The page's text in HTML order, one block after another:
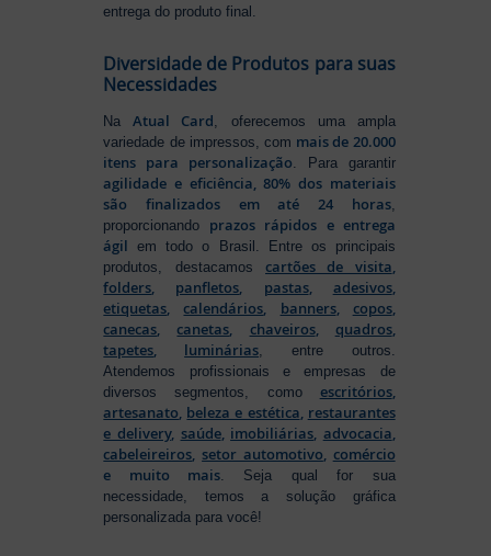
entrega do produto final.
Diversidade de Produtos para suas
Necessidades
NaAtual Card, oferecemos uma ampla
variedade de impressos, com mais de 20.000
itens para personalização. Para garantir
agilidade e eficiência, 80% dos materiais
são finalizados em até 24 horas,
proporcionando prazos rápidos e entrega
ágil em todo o Brasil. Entre os principais
produtos, destacamos cartões de visita,
folders, panfletos, pastas, adesivos,
etiquetas,calendários, banners, copos,
canecas,canetas, chaveiros, quadros,
tapetes, luminárias, entre outros.
Atendemos profissionais e empresas de
diversos segmentos, como escritórios,
artesanato, beleza e estética, restaurantes
e delivery, saúde, imobiliárias, advocacia,
cabeleireiros, setor automotivo, comércio
e muito mais. Seja qual for sua
necessidade, temos a solução gráfica
personalizada para você!